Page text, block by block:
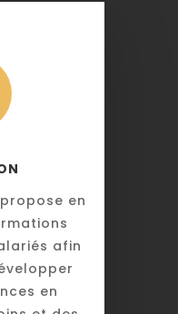
propose en
afin
en